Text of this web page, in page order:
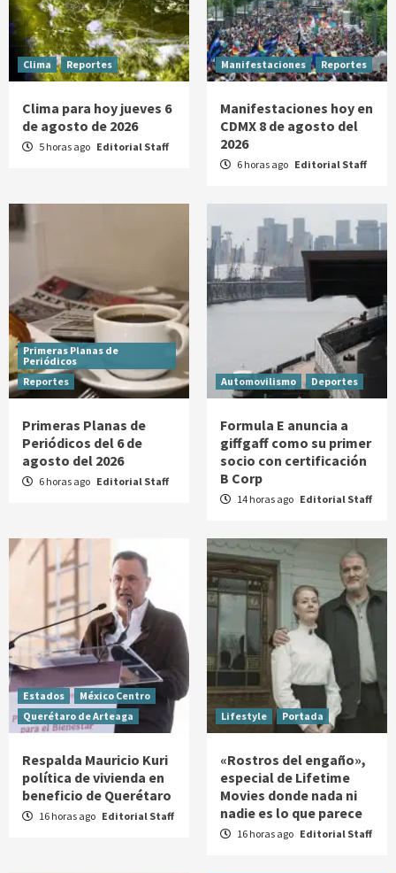
Clima Reportes
Clima para hoy jueves 6
de agosto de 2026
5 horas ago Editorial Staff
Manifestaciones Reportes
Manifestaciones hoy en
CDMX 8 de agosto del
2026
6 horas ago Editorial Staff
Primeras Planas de
Periódicos
Reportes
Primeras Planas de
Periódicos del 6 de
agosto del 2026
6 horas ago Editorial Staff
Automovilismo Deportes
Formula E anuncia a
giffgaff como su primer
socio con certificación
B Corp
14 horas ago Editorial Staff
Estados
México Centro
Querétaro de Arteaga
Respalda Mauricio Kuri
política de vivienda en
beneficio de Querétaro
16 horas ago Editorial Staff
Lifestyle Portada
«Rostros del engaño»,
especial de Lifetime
Movies donde nada ni
nadie es lo que parece
16 horas ago Editorial Staff